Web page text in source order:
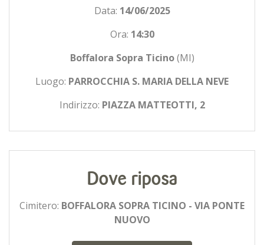
Data: 14/06/2025
Ora: 14:30
Boffalora Sopra Ticino(MI)
Luogo: PARROCCHIA S. MARIA DELLA NEVE
Indirizzo: PIAZZA MATTEOTTI, 2
Dove riposa
Cimitero: BOFFALORA SOPRA TICINO - VIA PONTE
NUOVO